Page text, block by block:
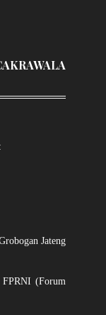
Jateng
FPRNI (Forum